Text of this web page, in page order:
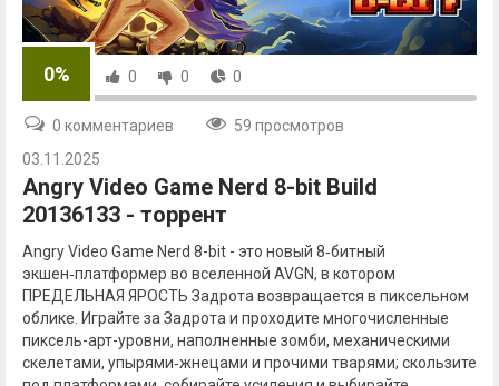
0% 0 0 0
0 комментариев
59 просмотров
03.11.2025
Angry Video Game Nerd 8-bit Build
20136133 - торрент
Angry Video Game Nerd 8-bit - это новый 8‑битный
экшен‑платформер во вселенной AVGN, в котором
ПРЕДЕЛЬНАЯ ЯРОСТЬ Задрота возвращается в пиксельном
облике. Играйте за Задрота и проходите многочисленные
пиксель-арт-уровни, наполненные зомби, механическими
скелетами, упырями‑жнецами и прочими тварями; скользите